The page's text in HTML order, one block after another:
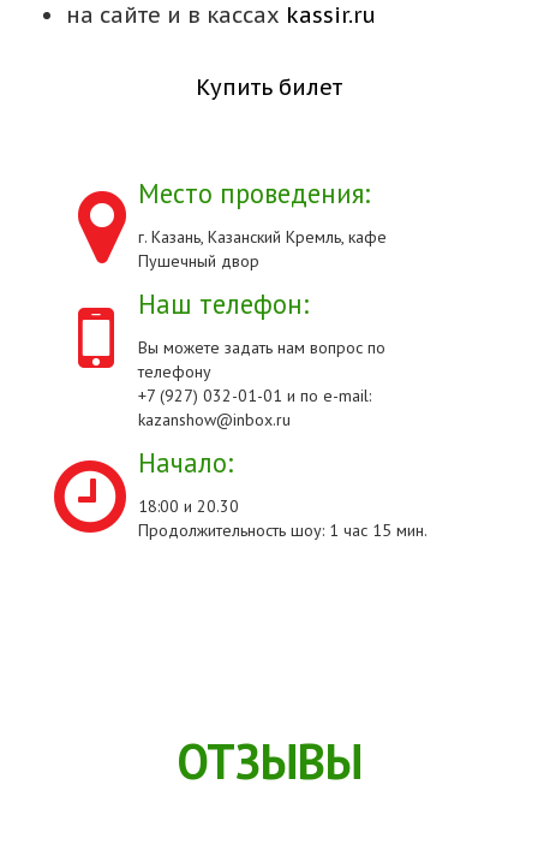
на сайте и в кассах kassir.ru
Купить билет
Место проведения:
г. Казань, Казанский Кремль, кафе
Пушечный двор
Наш телефон:
Вы можете задать нам вопрос по
телефону
+7 (927) 032-01-01 и по e-mail:
kazanshow@inbox.ru
Начало:
18:00 и 20.30
Продолжительность шоу: 1 час 15 мин.
ОТЗЫВЫ